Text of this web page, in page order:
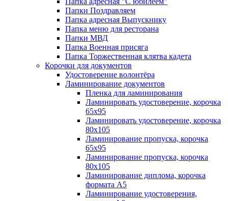
Папки Поздравляем
Папка адресная Выпускнику
Папка меню для ресторана
Папки МВД
Папка Военная присяга
Папка Торжественная клятва кадета
Корочки для документов
Удостоверение волонтёра
Ламинирование документов
Пленка для ламинирования
Ламинировать удостоверение, корочка
65х95
Ламинировать удостоверение, корочка
80х105
Ламинирование пропуска, корочка
65х95
Ламинирование пропуска, корочка
80х105
Ламинирование диплома, корочка
формата А5
Ламинирование удостоверения,